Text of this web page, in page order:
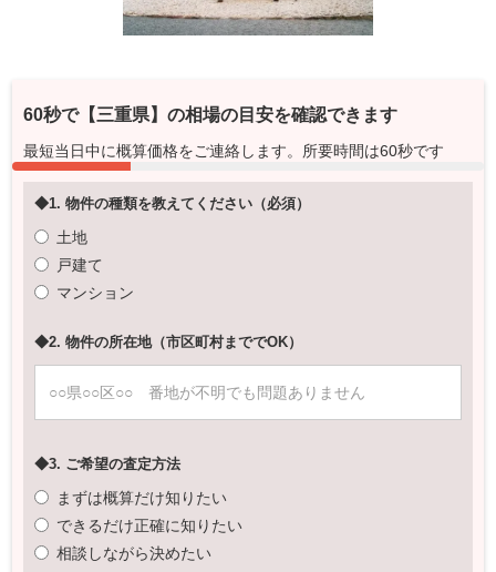
60秒で【三重県】の相場の目安を確認できます
最短当日中に概算価格をご連絡します。所要時間は60秒です
◆1. 物件の種類を教えてください（必須）
土地
戸建て
マンション
◆2. 物件の所在地（市区町村まででOK）
◆3. ご希望の査定方法
まずは概算だけ知りたい
できるだけ正確に知りたい
相談しながら決めたい